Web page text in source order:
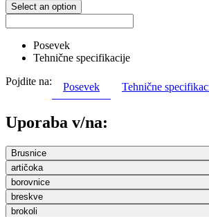
Select an option
Posevek
Tehnične specifikacije
Pojdite na:
Posevek Tehnične
Uporaba v/na:
Brusnice
artičoka
borovnice
breskve
brokoli